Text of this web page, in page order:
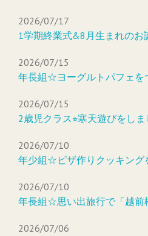
2026/07/17
1学期終業式&8月生まれのお
2026/07/15
年長組☆ヨーグルトパフェを
2026/07/15
2歳児クラス⭐︎寒天遊びをしま
2026/07/10
年少組☆ピザ作りクッキング
2026/07/10
年長組☆思い出旅行で「越前
2026/07/06